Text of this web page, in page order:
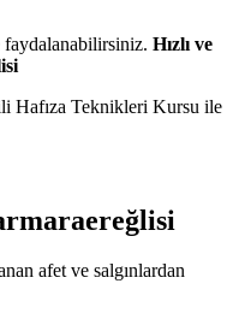
Hızlı ve
Hafıza Teknikleri Kursu ile
afet ve salgınlardan